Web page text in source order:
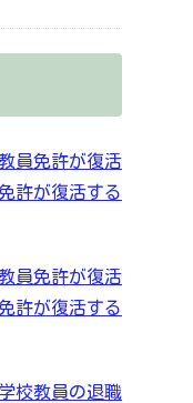
員免許が復活
許が復活する
員免許が復活
許が復活する
校教員の退職